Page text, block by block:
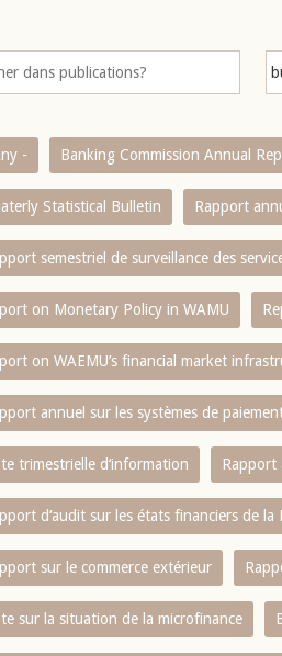
- Banking Commission Annual
Statistical Bulletin Rapport
semestriel de surveillance des
on Monetary Policy in WAMU
on WAEMU’s financial market
annuel sur les systèmes de
trimestrielle d‘information Rapport
d‘audit sur les états financiers de la
sur le commerce extérieur
sur la situation de la microfinance